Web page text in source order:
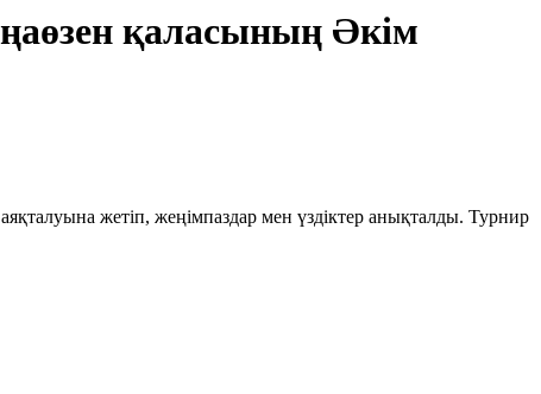
қаласының Әкім
жетіп, жеңімпаздар мен үздіктер анықталды. Турнир